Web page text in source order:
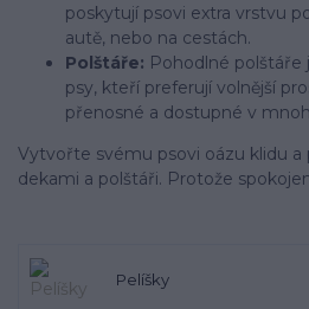
poskytují psovi extra vrstvu
autě, nebo na cestách.
Polštáře: Pohodlné polštáře
psy, kteří preferují volnější
přenosné a dostupné v
Vytvořte svému psovi oázu klidu a
dekami a polštáři. Protože
Pelíšky